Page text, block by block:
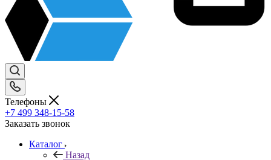
Телефоны
+7 499 348-15-58
Заказать звонок
Каталог
Назад